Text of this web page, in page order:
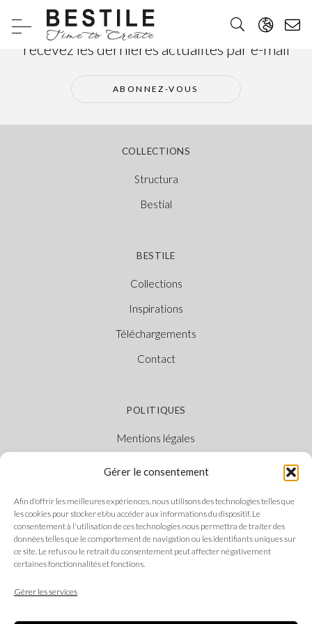
Gérer le consentement
Afin d'offrir les meilleures expériences, nous utilisons des technologies telles que
les cookies pour stocker et/ou accéder aux informations du dispositif. Le
consentement à l'utilisation de ces technologies nous permettra de traiter des
données telles que le comportement de navigation ou les identifiants uniques sur
ce site. Le refus ou le retrait du consentement peut affecter négativement
certaines fonctionnalités et fonctions.
Gérer les services
Abonnez-vous à notre newsletter et
recevez les dernières actualités par e-mail
ABONNEZ-VOUS
COLLECTIONS
Structura
Bestial
BESTILE
Collections
Inspirations
Téléchargements
Contact
POLITIQUES
Mentions légales
Canal Éthique
SUIVEZ-NOUS